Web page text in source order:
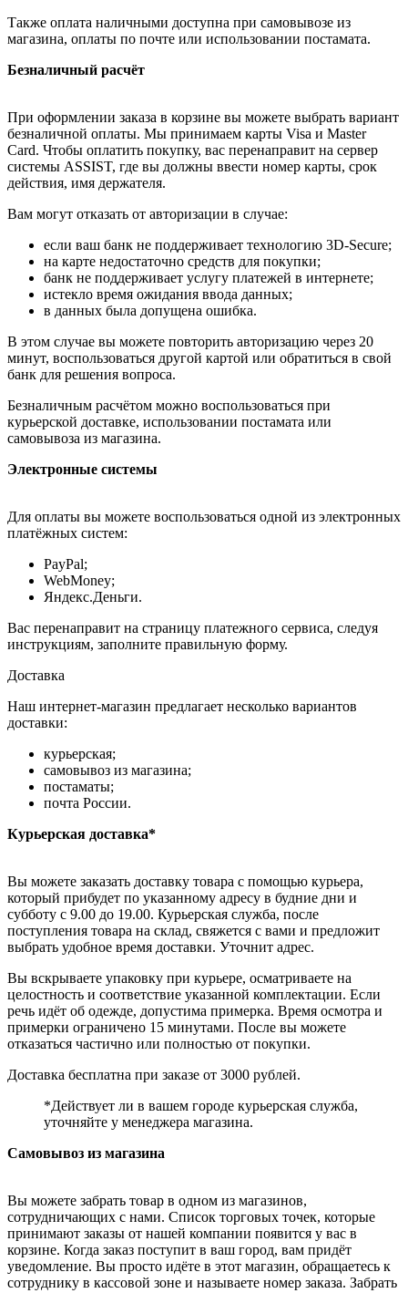
Также оплата наличными доступна при самовывозе из
магазина, оплаты по почте или использовании постамата.
Безналичный расчёт
При оформлении заказа в корзине вы можете выбрать вариант
безналичной оплаты. Мы принимаем карты Visa и Master
Card. Чтобы оплатить покупку, вас перенаправит на сервер
системы ASSIST, где вы должны ввести номер карты, срок
действия, имя держателя.
Вам могут отказать от авторизации в случае:
если ваш банк не поддерживает технологию 3D-Secure;
на карте недостаточно средств для покупки;
банк не поддерживает услугу платежей в интернете;
истекло время ожидания ввода данных;
в данных была допущена ошибка.
В этом случае вы можете повторить авторизацию через 20
минут, воспользоваться другой картой или обратиться в свой
банк для решения вопроса.
Безналичным расчётом можно воспользоваться при
курьерской доставке, использовании постамата или
самовывоза из магазина.
Электронные системы
Для оплаты вы можете воспользоваться одной из электронных
платёжных систем:
PayPal;
WebMoney;
Яндекс.Деньги.
Вас перенаправит на страницу платежного сервиса, следуя
инструкциям, заполните правильную форму.
Доставка
Наш интернет-магазин предлагает несколько вариантов
доставки:
курьерская;
самовывоз из магазина;
постаматы;
почта России.
Курьерская доставка*
Вы можете заказать доставку товара с помощью курьера,
который прибудет по указанному адресу в будние дни и
субботу с 9.00 до 19.00. Курьерская служба, после
поступления товара на склад, свяжется с вами и предложит
выбрать удобное время доставки. Уточнит адрес.
Вы вскрываете упаковку при курьере, осматриваете на
целостность и соответствие указанной комплектации. Если
речь идёт об одежде, допустима примерка. Время осмотра и
примерки ограничено 15 минутами. После вы можете
отказаться частично или полностью от покупки.
Доставка бесплатна при заказе от 3000 рублей.
*Действует ли в вашем городе курьерская служба,
уточняйте у менеджера магазина.
Самовывоз из магазина
Вы можете забрать товар в одном из магазинов,
сотрудничающих с нами. Список торговых точек, которые
принимают заказы от нашей компании появится у вас в
корзине. Когда заказ поступит в ваш город, вам придёт
уведомление. Вы просто идёте в этот магазин, обращаетесь к
сотруднику в кассовой зоне и называете номер заказа. Забрать